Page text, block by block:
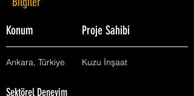
Bilgiler
Konum Proje Sahibi
Ankara, Türkiye Kuzu İnşaat
Sektörel Deneyim